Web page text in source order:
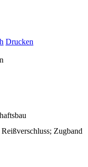
Drucken
Zugband